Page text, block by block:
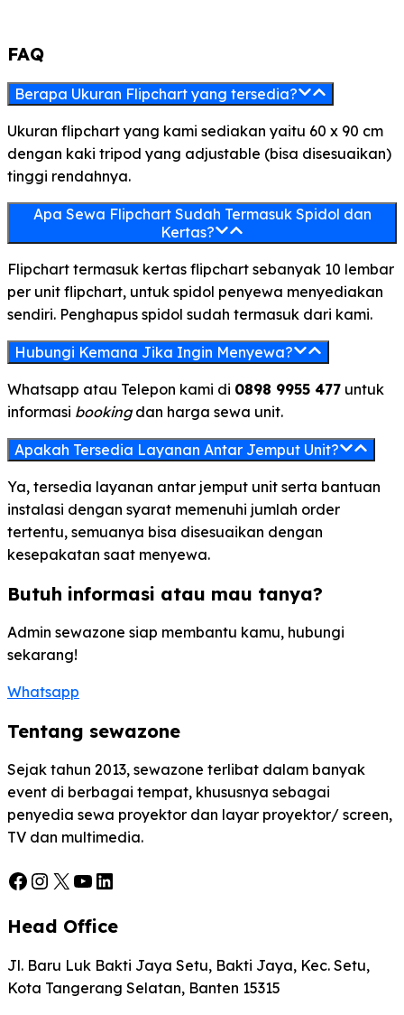
FAQ
Berapa Ukuran Flipchart yang tersedia?
Ukuran flipchart yang kami sediakan yaitu 60 x 90 cm
dengan kaki tripod yang adjustable (bisa disesuaikan)
tinggi rendahnya.
Apa Sewa Flipchart Sudah Termasuk Spidol dan
Kertas?
Flipchart termasuk kertas flipchart sebanyak 10 lembar
per unit flipchart, untuk spidol penyewa menyediakan
sendiri. Penghapus spidol sudah termasuk dari kami.
Hubungi Kemana Jika Ingin Menyewa?
Whatsapp atau Telepon kami di 0898 9955 477 untuk
informasi bookingdan harga sewa unit.
Apakah Tersedia Layanan Antar Jemput Unit?
Ya, tersedia layanan antar jemput unit serta bantuan
instalasi dengan syarat memenuhi jumlah order
tertentu, semuanya bisa disesuaikan dengan
kesepakatan saat menyewa.
Butuh informasi atau mau tanya?
Admin sewazone siap membantu kamu, hubungi
sekarang!
Whatsapp
Tentang sewazone
Sejak tahun 2013, sewazone terlibat dalam banyak
event di berbagai tempat, khususnya sebagai
penyedia sewa proyektor dan layar proyektor/ screen,
TV dan multimedia.
Facebook
Instagram
X YouTube
LinkedIn
Head Office
Jl. Baru Luk Bakti Jaya Setu, Bakti Jaya, Kec. Setu,
Kota Tangerang Selatan, Banten 15315